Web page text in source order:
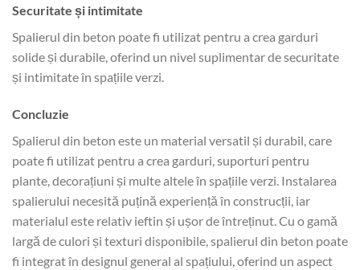
Securitate și intimitate
Spalierul din beton poate fi utilizat pentru a crea garduri
solide și durabile, oferind un nivel suplimentar de securitate
și intimitate în spațiile verzi.
Concluzie
Spalierul din beton este un material versatil și durabil, care
poate fi utilizat pentru a crea garduri, suporturi pentru
plante, decorațiuni și multe altele în spațiile verzi. Instalarea
spalierului necesită puțină experiență în construcții, iar
materialul este relativ ieftin și ușor de întreținut. Cu o gamă
largă de culori și texturi disponibile, spalierul din beton poate
fi integrat în designul general al spațiului, oferind un aspect